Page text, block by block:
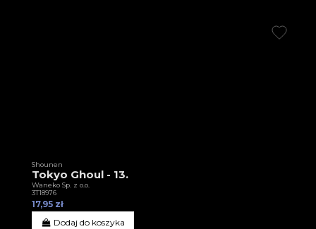
Shounen
Tokyo Ghoul - 13.
Waneko Sp. z o.o.
3T18976
17,95 zł
Dodaj do koszyka